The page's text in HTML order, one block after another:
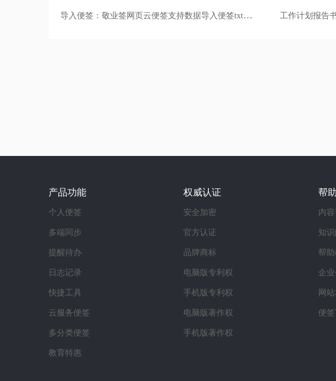
导入便签：敬业签网页云便签支持数据导入便签txt和excel文件
产品功能
个人便签
多端同步
提醒待办
日志记录
快捷工具
云服务便签
多分类便签
教育特惠
权威认证
安全加密
官方认证
品牌商标
电脑版专利权
手机版专利权
电脑版著作权
手机版著作权
帮
内
知
帮
企
网
便